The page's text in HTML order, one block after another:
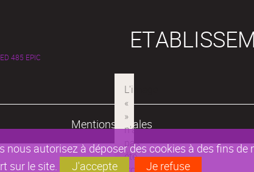
autorisez à déposer des cookies à des fins
sur le site.
J'accepte Je refuse
485 EPIC
Mentions légales